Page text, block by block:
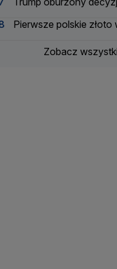
Pierwsze polskie złoto
Zobacz